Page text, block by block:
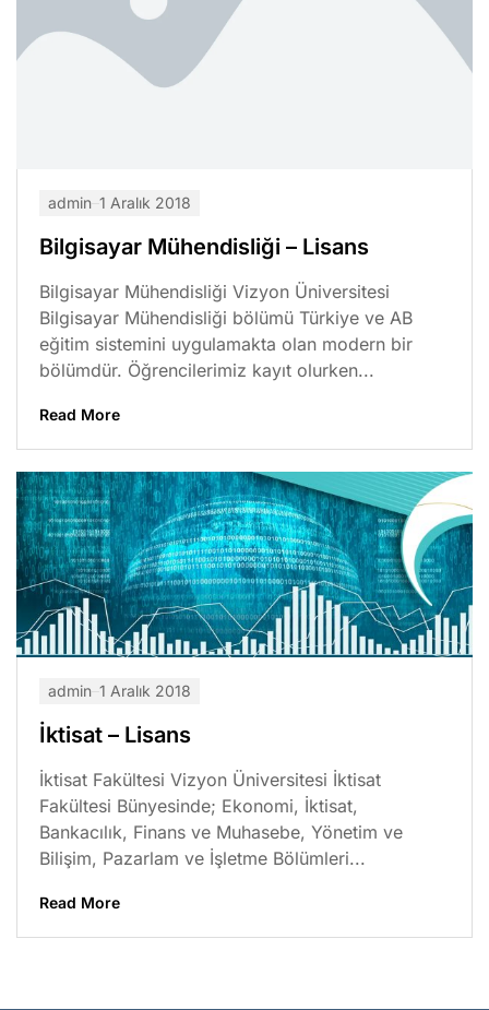
admin 1 Aralık 2018
Bilgisayar Mühendisliği – Lisans
Bilgisayar Mühendisliği Vizyon Üniversitesi
Bilgisayar Mühendisliği bölümü Türkiye ve AB
eğitim sistemini uygulamakta olan modern bir
bölümdür. Öğrencilerimiz kayıt olurken...
Read More
admin 1 Aralık 2018
İktisat – Lisans
İktisat Fakültesi Vizyon Üniversitesi İktisat
Fakültesi Bünyesinde; Ekonomi, İktisat,
Bankacılık, Finans ve Muhasebe, Yönetim ve
Bilişim, Pazarlam ve İşletme Bölümleri...
Read More